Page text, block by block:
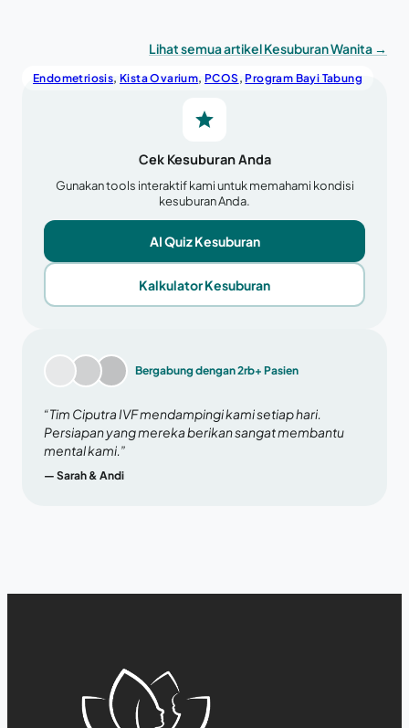
Lihat semua artikel Kesuburan Wanita →
Endometriosis, Kista Ovarium, PCOS , Program Bayi Tabung
Cek Kesuburan Anda
Gunakan tools interaktif kami untuk memahami kondisi
kesuburan Anda.
AI Quiz Kesuburan
Kalkulator Kesuburan
Bergabung dengan 2rb+ Pasien
“Tim Ciputra IVF mendampingi kami setiap hari.
Persiapan yang mereka berikan sangat membantu
mental kami.”
— Sarah & Andi